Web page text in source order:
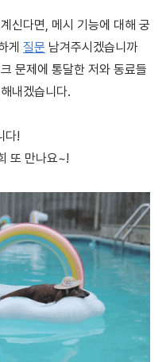
신다면, 메시 기능에 대해 궁
게 질문 남겨주시겠습니까
문제에 통달한 저와 동료들
내겠습니다.
다!
또 만나요~!